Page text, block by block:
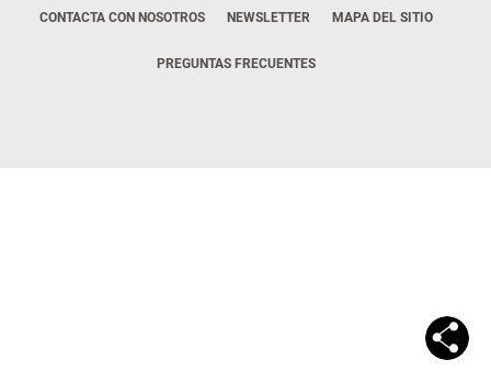
CONTACTA CON NOSOTROS NEWSLETTER MAPA DEL SITIO
PREGUNTAS FRECUENTES